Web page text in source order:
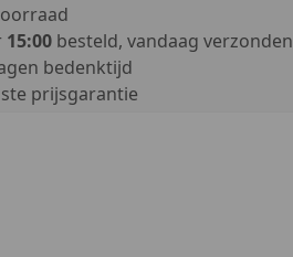
15:00besteld, vandaag verzonden
bedenktijd
prijsgarantie